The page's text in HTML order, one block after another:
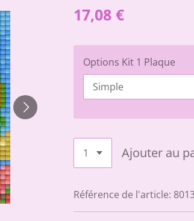
17,08 €
Options Kit 1 Plaque
Ajouter au
Référence de l'article: